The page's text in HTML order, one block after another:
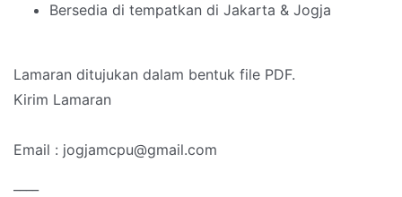
Bersedia di tempatkan di Jakarta & Jogja
Lamaran ditujukan dalam bentuk file PDF.
Kirim Lamaran
Email : jogjamcpu@gmail.com